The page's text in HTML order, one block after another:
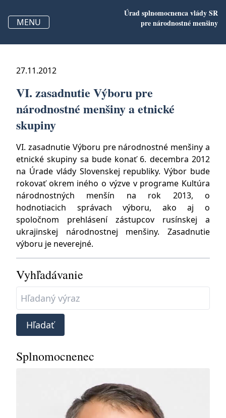
MENU
Úrad splnomocnenca vlády SR
prenárodnostné menšiny
27.11.2012
VI. zasadnutie Výboru pre
národnostné menšiny a etnické
skupiny
VI. zasadnutie Výboru pre národnostné menšiny a
etnické skupiny sa bude konať 6. decembra 2012
na Úrade vlády Slovenskej republiky. Výbor bude
rokovať okrem iného o výzve v programe Kultúra
národnostných menšín na rok 2013, o
hodnotiacich správach výboru, ako aj o
spoločnom prehlásení zástupcov rusínskej a
ukrajinskej národnostnej menšiny. Zasadnutie
výboru je neverejné.
Vyhľadávanie
Hľadať
Splnomocnenec